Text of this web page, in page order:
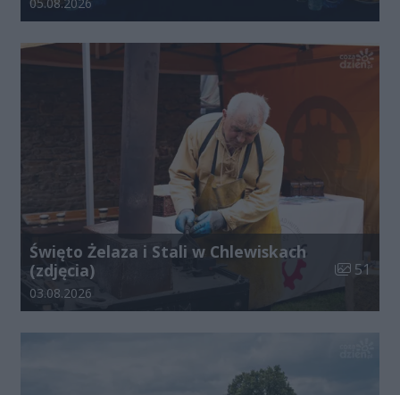
Święto Żelaza i Stali w Chlewiskach
(zdjęcia)
Liczba
51
Data dodania galerii:
03.08.2026